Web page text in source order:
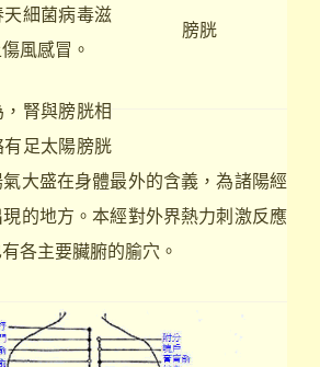
膀胱
細菌病毒滋
風感冒。
腎與膀胱相
足太陽膀胱
大盛在身體最外的含義，為諸陽經
的地方。本經對外界熱力刺激反應
各主要臟腑的腧穴。